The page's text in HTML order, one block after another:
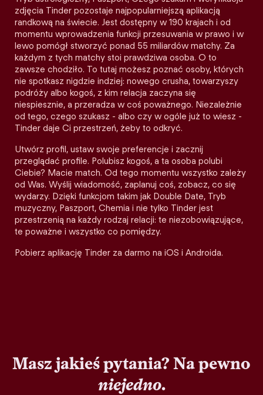
zdjęcia Tinder pozostaje najpopularniejszą aplikacją
randkową na świecie. Jest dostępny w 190 krajach i od
momentu wprowadzenia funkcji przesuwania w prawo i w
lewo pomógł stworzyć ponad 55 miliardów matchy. Za
każdym z tych matchy stoi prawdziwa osoba. O to
zawsze chodziło. To tutaj możesz poznać osoby, których
nie spotkasz nigdzie indziej: nowego crusha, towarzyszy
podróży albo kogoś, z kim relacja zaczyna się
niespiesznie, a przeradza w coś poważnego. Niezależnie
od tego, czego szukasz - albo czy w ogóle już to wiesz -
Tinder daje Ci przestrzeń, żeby to odkryć.
Utwórz profil, ustaw swoje preferencje i zacznij
przeglądać profile. Polubisz kogoś, a ta osoba polubi
Ciebie? Macie match. Od tego momentu wszystko zależy
od Was. Wyślij wiadomość, zaplanuj coś, zobacz, co się
wydarzy. Dzięki funkcjom takim jak Double Date, Tryb
muzyczny, Paszport, Chemia i nie tylko Tinder jest
przestrzenią na każdy rodzaj relacji: te niezobowiązujące,
te poważne i wszystko co pomiędzy.
Pobierz aplikację Tinder za darmo na iOS i Androida.
Masz jakieś pytania? Na pewno
niejedno.